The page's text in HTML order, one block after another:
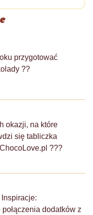
przygotować
??
okazji, na które
się tabliczka
???
dodatków z